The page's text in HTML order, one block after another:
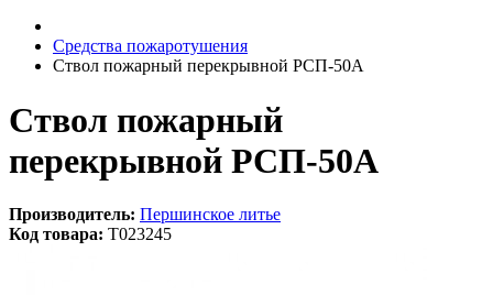
Средства пожаротушения
Ствол пожарный перекрывной РСП-50А
Ствол пожарный
перекрывной РСП-50А
Производитель: Першинское литье
Код товара: T023245